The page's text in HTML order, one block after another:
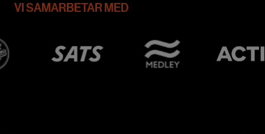
VI SAMARBETAR MED